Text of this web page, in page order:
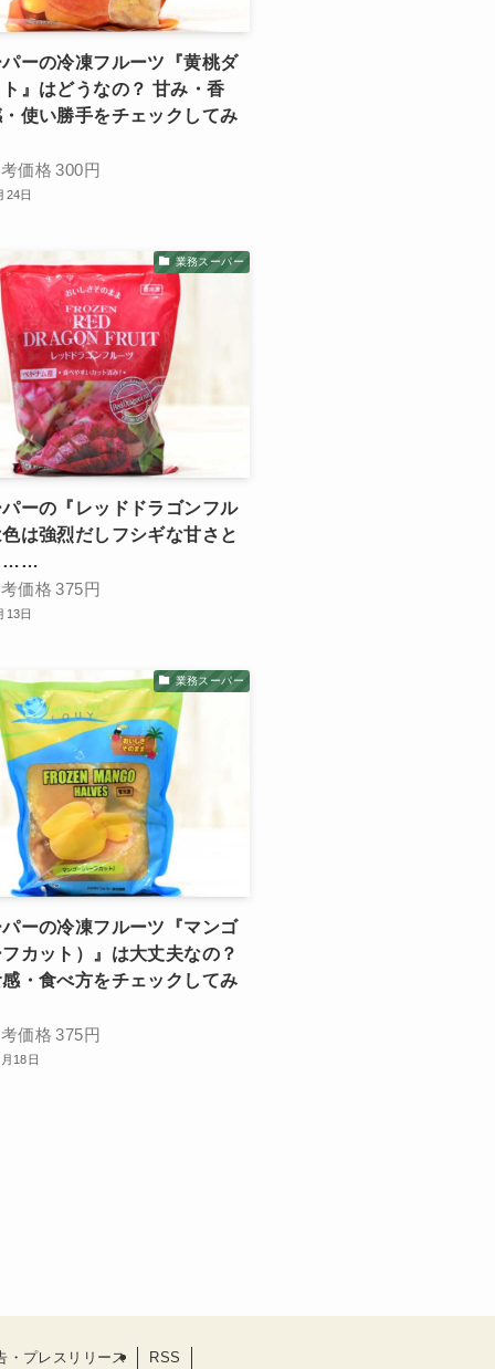
ーの冷凍フルーツ『黄桃ダ
』はどうなの？ 甘み・香
使い勝手をチェックしてみ
価格 300円
24日
業務スーパー
ーの『レッドドラゴンフル
は強烈だしフシギな甘さと
……
価格 375円
13日
業務スーパー
ーの冷凍フルーツ『マンゴ
カット）』は大丈夫なの？
・食べ方をチェックしてみ
価格 375円
18日
・プレスリリース RSS